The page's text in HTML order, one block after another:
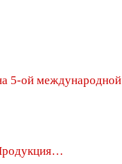
5-ой международной